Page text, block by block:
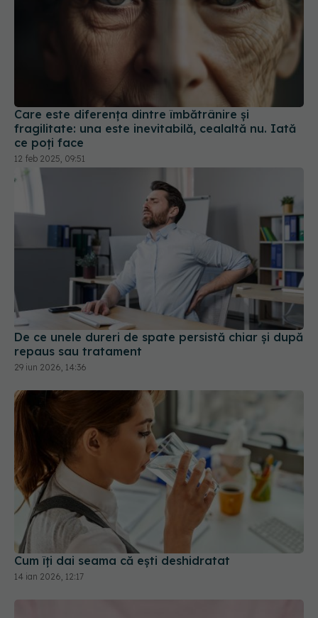
Care este diferența dintre îmbătrânire și
fragilitate: una este inevitabilă, cealaltă nu. Iată
ce poți face
12 feb 2025, 09:51
De ce unele dureri de spate persistă chiar și după
repaus sau tratament
29 iun 2026, 14:36
Cum îți dai seama că ești deshidratat
14 ian 2026, 12:17